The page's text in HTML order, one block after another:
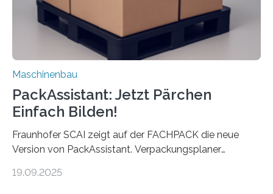
Maschinenbau
PackAssistant: Jetzt Pärchen
Einfach Bilden!
Fraunhofer SCAI zeigt auf der FACHPACK die neue
Version von PackAssistant. Verpackungsplaner
Automobil, Maschinenbau und in der Zulieferindustrie.
19.09.2025